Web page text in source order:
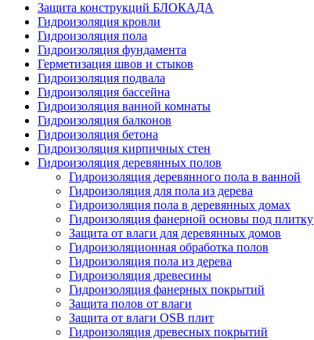
Защита конструкций БЛОКАДА
Гидроизоляция кровли
Гидроизоляция пола
Гидроизоляция фундамента
Герметизация швов и стыков
Гидроизоляция подвала
Гидроизоляция бассейна
Гидроизоляция ванной комнаты
Гидроизоляция балконов
Гидроизоляция бетона
Гидроизоляция кирпичных стен
Гидроизоляция деревянных полов
Гидроизоляция деревянного пола в ванной
Гидроизоляция для пола из дерева
Гидроизоляция пола в деревянных домах
Гидроизоляция фанерной основы под плитку
Защита от влаги для деревянных домов
Гидроизоляционная обработка полов
Гидроизоляция пола из дерева
Гидроизоляция древесины
Гидроизоляция фанерных покрытий
Защита полов от влаги
Защита от влаги OSB плит
Гидроизоляция древесных покрытий